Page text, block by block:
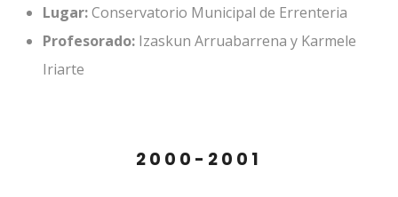
Lugar:Conservatorio Municipal de Errenteria
Profesorado: Izaskun Arruabarrena y Karmele
Iriarte
2000-2001